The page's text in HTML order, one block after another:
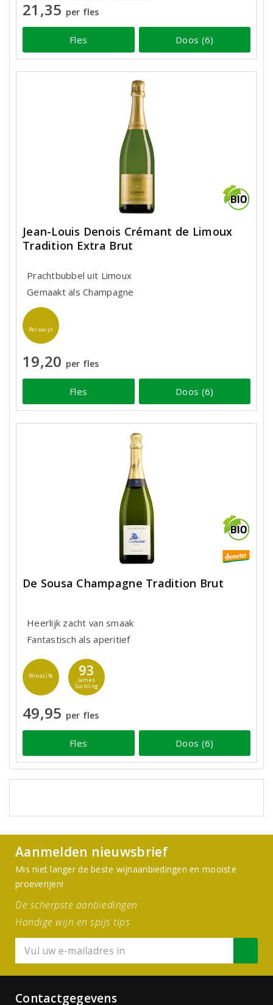
21,35 per fles
Fles Doos (6)
Jean-Louis Denois Crémant de Limoux
Tradition Extra Brut
Prachtbubbel uit Limoux
Gemaakt als Champagne
Perswijn
19,20 per fles
Fles Doos (6)
De Sousa Champagne Tradition Brut
Heerlijk zacht van smaak
Fantastisch als aperitief
WineLife 93
James
Suckling
49,95 per fles
Fles Doos (6)
Aanmelden nieuwsbrief
Mis niet langer de beste wijnaanbiedingen en mooiste
proeverijen!
De scherpste aanbiedingen
Handige wijn en spijs tips
Contactgegevens